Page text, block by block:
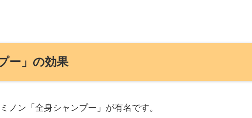
ー」の効果
ノン「全身シャンプー」が有名です。